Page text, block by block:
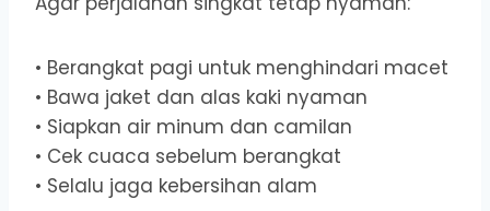
• Berangkat pagi untuk menghindari macet
• Bawa jaket dan alas kaki nyaman
• Siapkan air minum dan camilan
• Cek cuaca sebelum berangkat
• Selalu jaga kebersihan alam